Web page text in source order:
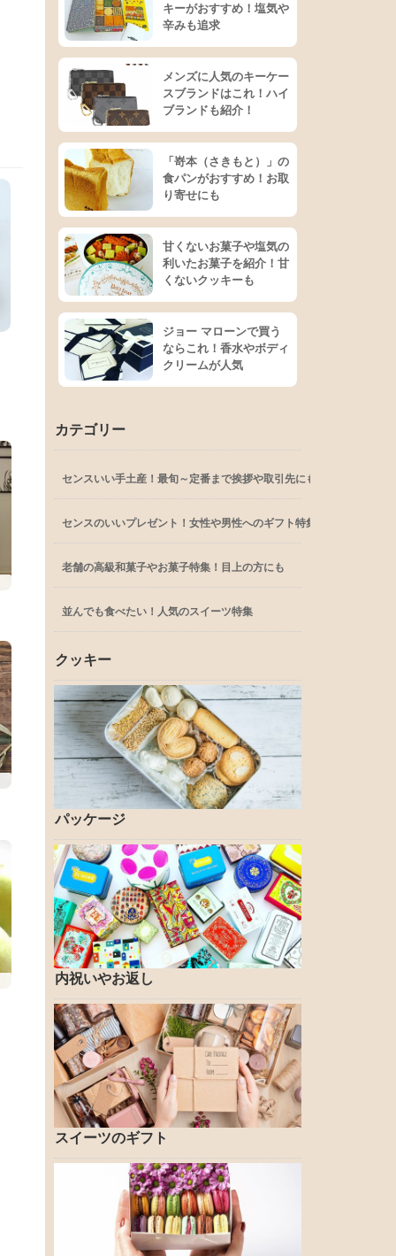
キーがおすすめ！塩気や
辛みも追求
メンズに人気のキーケー
スブランドはこれ！ハイ
ブランドも紹介！
「嵜本（さきもと）」の
食パンがおすすめ！お取
り寄せにも
甘くないお菓子や塩気の
利いたお菓子を紹介！甘
くないクッキーも
ジョー マローンで買う
ならこれ！香水やボディ
クリームが人気
カテゴリー
センスいい手土産！最旬～定番まで挨拶や取引先にも
センスのいいプレゼント！女性や男性へのギフト特集
老舗の高級和菓子やお菓子特集！目上の方にも
並んでも食べたい！人気のスイーツ特集
クッキー
パッケージ
内祝いやお返し
スイーツのギフト